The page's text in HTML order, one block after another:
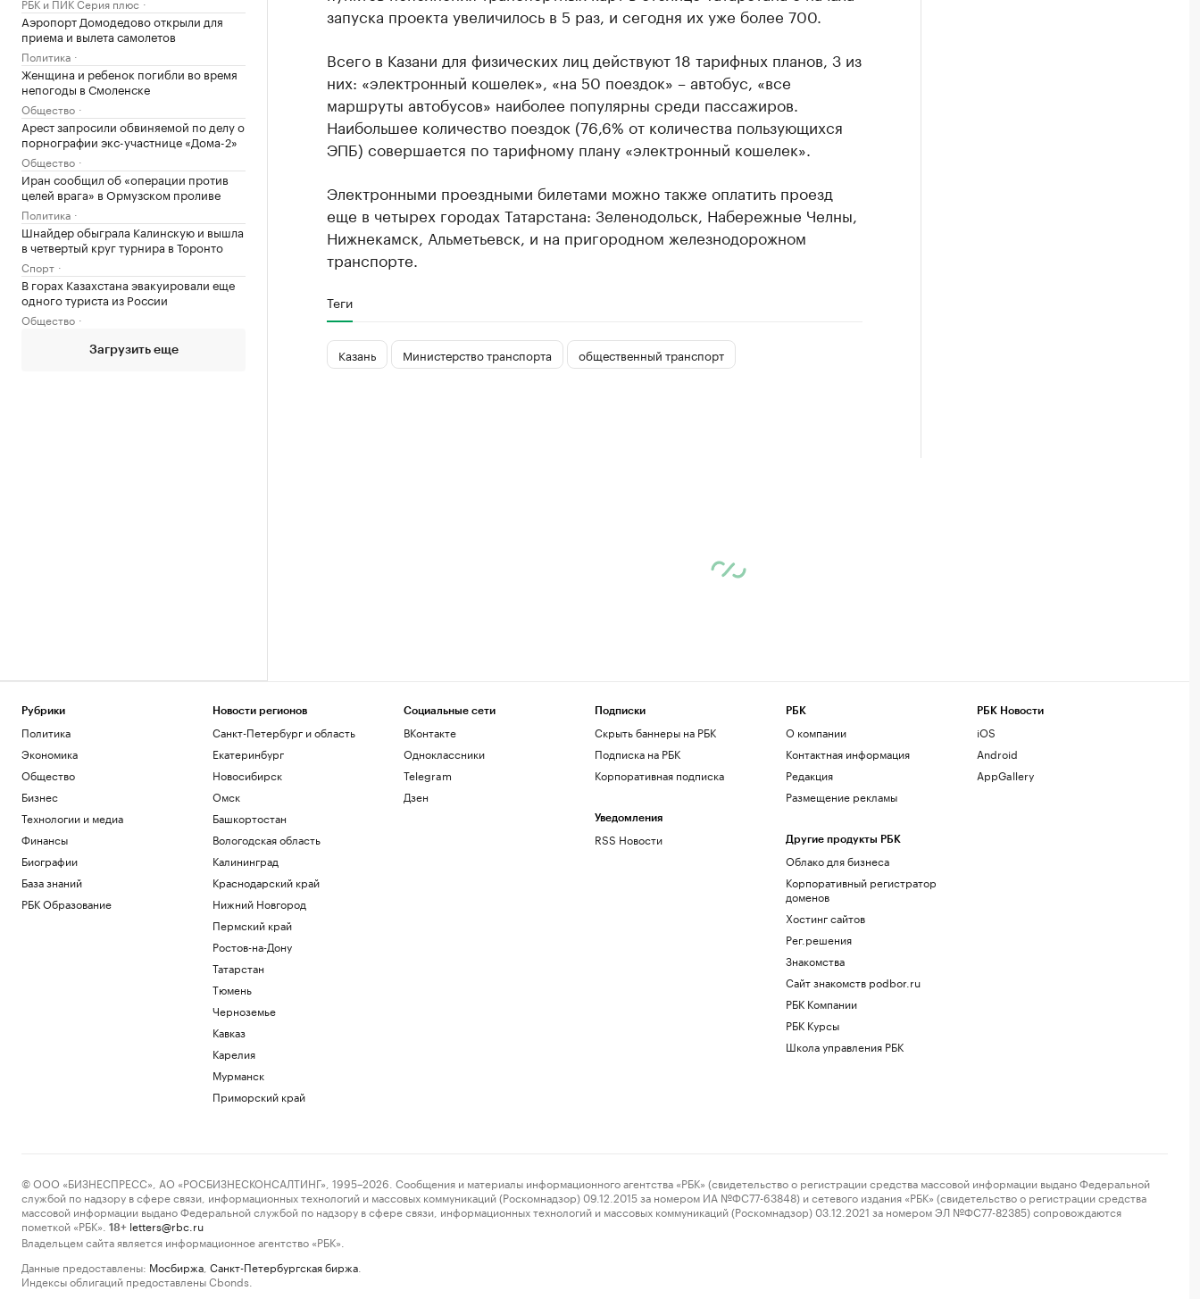
Аэропорт Домодедово открыли для
приема и вылета самолетов
Политика
Женщина и ребенок погибли во время
непогоды в Смоленске
Общество
Арест запросили обвиняемой по делу о
порнографии экс-участнице «Дома-2»
Общество
Иран сообщил об «операции против
целей врага» в Ормузском проливе
Политика
Шнайдер обыграла Калинскую и вышла
в четвертый круг турнира в Торонто
Спорт
В горах Казахстана эвакуировали еще
одного туриста из России
Общество
Загрузить еще
запуска проекта увеличилось в 5 раз, и сегодня их уже более 700.
Всего в Казани для физических лиц действуют 18 тарифных планов, 3 из
них: «электронный кошелек», «на 50 поездок» – автобус, «все
маршруты автобусов» наиболее популярны среди пассажиров.
Наибольшее количество поездок (76,6% от количества пользующихся
ЭПБ) совершается по тарифному плану «электронный кошелек».
Электронными проездными билетами можно также оплатить проезд
еще в четырех городах Татарстана: Зеленодольск, Набережные Челны,
Нижнекамск, Альметьевск, и на пригородном железнодорожном
транспорте.
Теги
Казань Министерство транспорта общественный транспорт
Рубрики
Политика
Экономика
Общество
Бизнес
Технологии и медиа
Финансы
Биографии
База знаний
РБК Образование
Новости регионов
Санкт-Петербург и область
Екатеринбург
Новосибирск
Омск
Башкортостан
Вологодская область
Калининград
Краснодарский край
Нижний Новгород
Пермский край
Ростов-на-Дону
Татарстан
Тюмень
Черноземье
Кавказ
Карелия
Мурманск
Приморский край
Социальные сети
ВКонтакте
Одноклассники
Telegram
Дзен
Подписки
Скрыть баннеры на РБК
Подписка на РБК
Корпоративная подписка
Уведомления
RSS Новости
РБК
О компании
Контактная информация
Редакция
Размещение рекламы
Другие продукты РБК
Облако для бизнеса
Корпоративный регистратор
доменов
Хостинг сайтов
Рег.решения
Знакомства
Сайт знакомств podbor.ru
РБК Компании
РБК Курсы
Школа управления РБК
РБК Новости
iOS
Android
AppGallery
© ООО «БИЗНЕСПРЕСС», АО «РОСБИЗНЕСКОНСАЛТИНГ», 1995–2026. Сообщения и материалы информационного агентства «РБК» (свидетельство о регистрации средства массовой информации выдано Федеральной
службой по надзору в сфере связи, информационных технологий и массовых коммуникаций (Роскомнадзор) 09.12.2015 за номером ИА №ФС77-63848) и сетевого издания «РБК» (свидетельство о регистрации средства
массовой информации выдано Федеральной службой по надзору в сфере связи, информационных технологий и массовых коммуникаций (Роскомнадзор) 03.12.2021 за номером ЭЛ №ФС77-82385) сопровождаются
пометкой «РБК».
18+ letters@rbc.ru
Владельцем сайта является информационное агентство «РБК».
Данные предоставлены: Мосбиржа Санкт-Петербургская биржа
Индексы облигаций предоставлены Cbonds.